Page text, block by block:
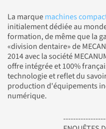
La marquemachines
initialement dédiée au
formation, de même que la
«division dentaire» de
2014 avec la société
offre intégrée et 100%
technologie et reflet du
production d'équipements
numérique.